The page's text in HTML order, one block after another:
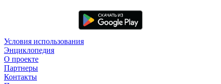
Условия использования
Энциклопедия
О проекте
Партнеры
Контакты